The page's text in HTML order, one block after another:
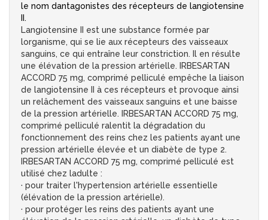
le nom dantagonistes des récepteurs de langiotensine
II.
Langiotensine II est une substance formée par
lorganisme, qui se lie aux récepteurs des vaisseaux
sanguins, ce qui entraîne leur constriction. Il en résulte
une élévation de la pression artérielle. IRBESARTAN
ACCORD 75 mg, comprimé pelliculé empêche la liaison
de langiotensine II à ces récepteurs et provoque ainsi
un relâchement des vaisseaux sanguins et une baisse
de la pression artérielle. IRBESARTAN ACCORD 75 mg,
comprimé pelliculé ralentit la dégradation du
fonctionnement des reins chez les patients ayant une
pression artérielle élevée et un diabète de type 2.
IRBESARTAN ACCORD 75 mg, comprimé pelliculé est
utilisé chez ladulte :
· pour traiter l'hypertension artérielle essentielle
(élévation de la pression artérielle).
· pour protéger les reins des patients ayant une